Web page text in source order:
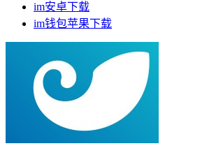
im安卓下载
im钱包苹果下载